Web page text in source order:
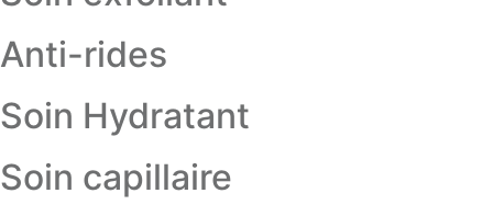
Anti-rides
Soin Hydratant
Soin capillaire